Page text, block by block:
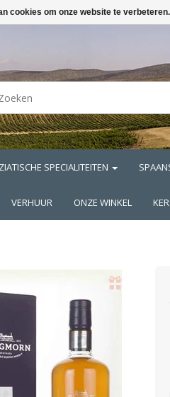
SPECIALITEITEN
VERHUUR ONZE WINKEL
cookies om onze website te verbeteren.